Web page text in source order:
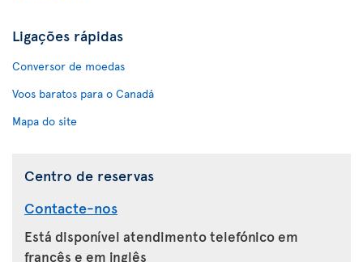
Ligações rápidas
Conversor de moedas
Voos baratos para o Canadá
Mapa do site
Centro de reservas
Contacte-nos
Está disponível atendimento telefónico em
francês e em inglês